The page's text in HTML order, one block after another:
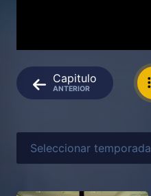
Capitulo
ANTERIOR
Seleccionar temporada